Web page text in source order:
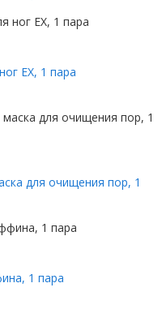
EX, 1 пара
для очищения пор, 1
1 пара